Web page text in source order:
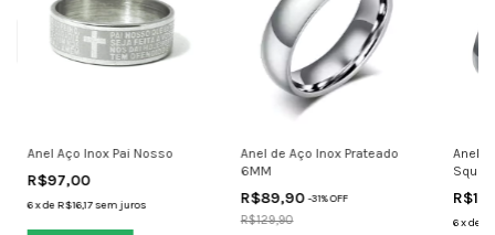
Anel Aço Inox Pai Nosso
R$97,00
6xdeR$16,17sem juros
Anel de Aço Inox Prateado
6MM
R$89,90-31% OFF
R$129,90
Anel
6xde